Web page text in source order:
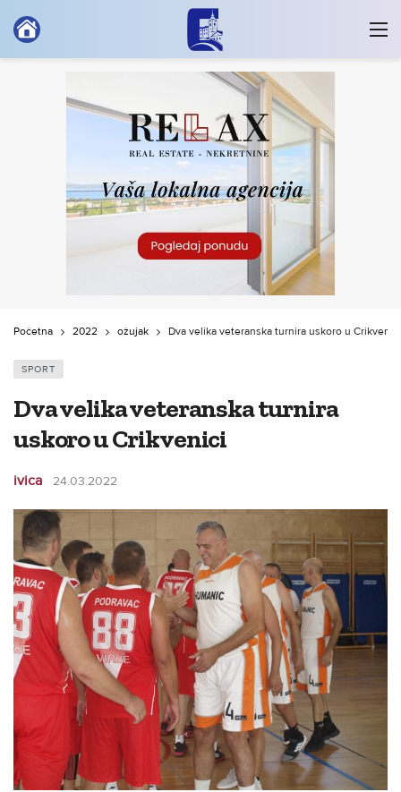
Početna 2022 ožujak Dva velika veteranska turnira uskoro u Crikvenici
SPORT
Dva velika veteranska turnira
uskoro u Crikvenici
ivica 24.03.2022